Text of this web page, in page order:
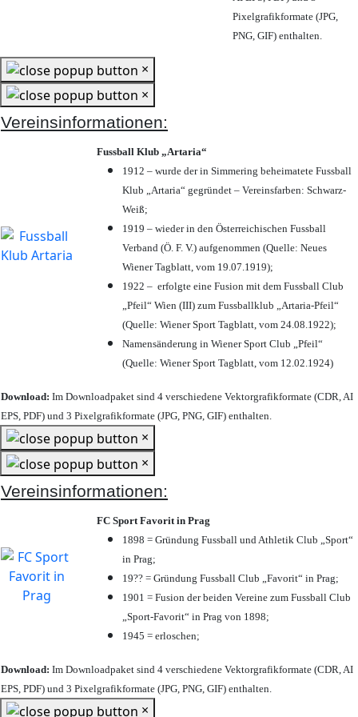
Pixelgrafikformate (JPG,
PNG, GIF) enthalten.
×
×
Vereinsinformationen:
Fussball Klub „Artaria“
1912 – wurde der in Simmering beheimatete Fussball
Klub „Artaria“ gegründet – Vereinsfarben: Schwarz-
Weiß;
1919 – wieder in den Österreichischen Fussball
Verband (Ö. F. V.) aufgenommen (Quelle: Neues
Wiener Tagblatt, vom 19.07.1919);
1922 – erfolgte eine Fusion mit dem Fussball Club
„Pfeil“ Wien (III) zum Fussballklub „Artaria-Pfeil“
(Quelle: Wiener Sport Tagblatt, vom 24.08.1922);
Namensänderung in Wiener Sport Club „Pfeil“
(Quelle: Wiener Sport Tagblatt, vom 12.02.1924)
Download: Im Downloadpaket sind 4 verschiedene Vektorgrafikformate (CDR, AI
EPS, PDF) und 3 Pixelgrafikformate (JPG, PNG, GIF) enthalten.
×
×
Vereinsinformationen:
FC Sport Favorit in Prag
1898 = Gründung Fussball und Athletik Club „Sport“
in Prag;
19?? = Gründung Fussball Club „Favorit“ in Prag;
1901 = Fusion der beiden Vereine zum Fussball Club
„Sport-Favorit“ in Prag von 1898;
1945 = erloschen;
Download: Im Downloadpaket sind 4 verschiedene Vektorgrafikformate (CDR, AI
EPS, PDF) und 3 Pixelgrafikformate (JPG, PNG, GIF) enthalten.
×